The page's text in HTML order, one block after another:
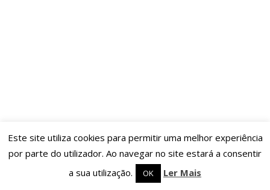
Este site utiliza cookies para permitir uma melhor experiência
por parte do utilizador. Ao navegar no site estará a consentir
a sua utilização.
OK Ler Mais